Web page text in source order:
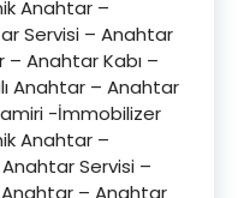
Anahtar –
Servisi – Anahtar
– Anahtar Kabı –
Anahtar – Anahtar
-İmmobilizer
Anahtar –
Servisi –